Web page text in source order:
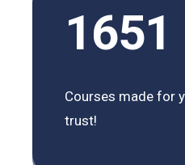
1651
Courses made for
trust!